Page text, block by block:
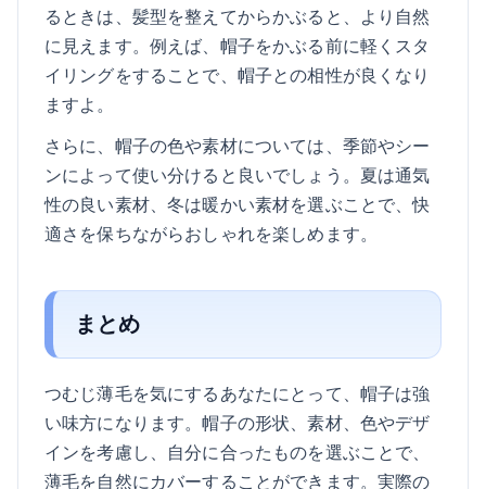
るときは、髪型を整えてからかぶると、より自然
に見えます。例えば、帽子をかぶる前に軽くスタ
イリングをすることで、帽子との相性が良くなり
ますよ。
さらに、帽子の色や素材については、季節やシー
ンによって使い分けると良いでしょう。夏は通気
性の良い素材、冬は暖かい素材を選ぶことで、快
適さを保ちながらおしゃれを楽しめます。
まとめ
つむじ薄毛を気にするあなたにとって、帽子は強
い味方になります。帽子の形状、素材、色やデザ
インを考慮し、自分に合ったものを選ぶことで、
薄毛を自然にカバーすることができます。実際の